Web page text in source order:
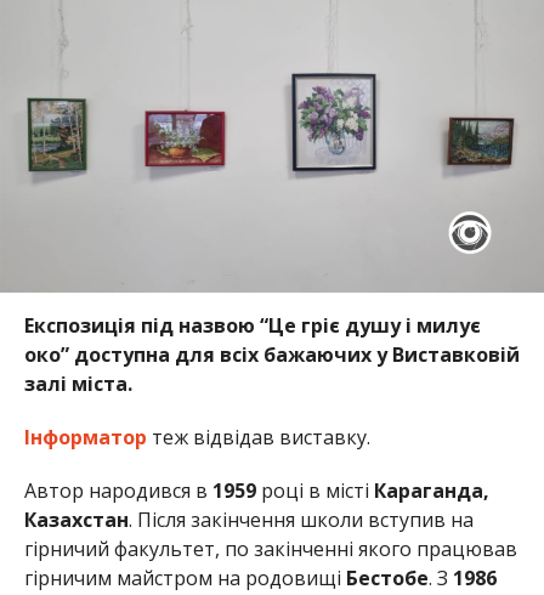
Експозиція під назвою “Це гріє душу і милує
око” доступна для всіх бажаючих у Виставковій
залі міста.
Інформатор теж відвідав виставку.
Автор народився в 1959році в місті Караганда,
Казахстан. Після закінчення школи вступив на
гірничий факультет, по закінченні якого працював
гірничим майстром на родовищі Бестобе. З 1986